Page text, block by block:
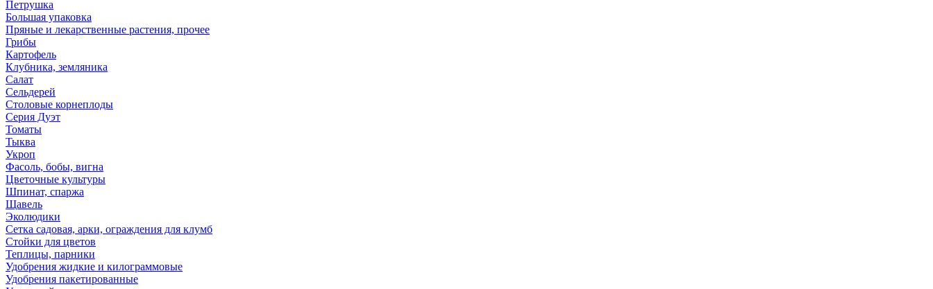
Петрушка
Большая упаковка
Пряные и лекарственные растения, прочее
Грибы
Картофель
Клубника, земляника
Салат
Сельдерей
Столовые корнеплоды
Серия Дуэт
Томаты
Тыква
Укроп
Фасоль, бобы, вигна
Цветочные культуры
Шпинат, спаржа
Щавель
Эколюдики
Сетка садовая, арки, ограждения для клумб
Стойки для цветов
Теплицы, парники
Удобрения жидкие и килограммовые
Удобрения пакетированные